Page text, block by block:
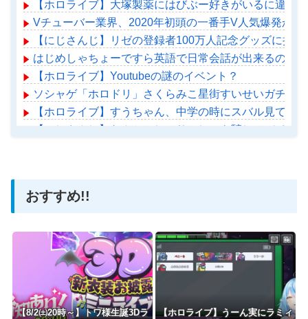
【ホロライブ】大塚製薬にはびぶー好きがいるに違い
Vチューバー業界、2020年初頭の一番手V人気爆発か
【にじさんじ】リゼの登録者100万人記念グッズに折
はじめしゃちょーですら英語で日常会話が出来るの
【ホロライブ】Youtubeの謎のイベント？
ソシャゲ「ホロドリ」さくらみこ星街すいせいガチ
【ホロライブ】すうちゃん、中学の時にスバル見て（
【にじさんじ】なんとかしてりかしぃを騙してバイオ
おすすめ!!
【8/2㈯20時～】トワ様生誕3Dラ
【ホロライブ】うーん実にラミィ